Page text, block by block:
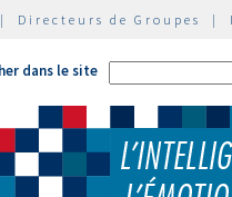
Directeurs de Groupes |
dans le site